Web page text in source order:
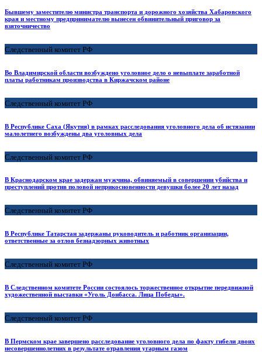
Бывшему заместителю министра транспорта и дорожного хозяйства Хабаровского
края и местному предпринимателю вынесен обвинительный приговор за
взяточничество
Следственный комитет РФ
Во Владимирской области возбуждено уголовное дело о невыплате заработной
платы работникам производства в Киржачском районе
Следственный комитет РФ
В Республике Саха (Якутия) в рамках расследования уголовного дела об истязании
малолетнего возбуждены два уголовных дела
Следственный комитет РФ
В Краснодарском крае задержан мужчина, обвиняемый в совершении убийства и
преступлений против половой неприкосновенности девушки более 20 лет назад
Следственный комитет РФ
В Республике Татарстан задержаны руководитель и работник организации,
ответственные за отлов безнадзорных животных
Следственный комитет РФ
В Следственном комитете России состоялось торжественное открытие передвижной
художественной выставки «Уголь Донбасса. Лица Победы».
Следственный комитет РФ
В Пермском крае завершено расследование уголовного дела по факту гибели двоих
несовершеннолетних в результате отравления угарным газом